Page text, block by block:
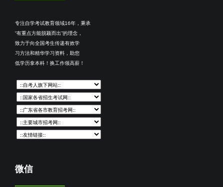
专注自学考试教育领域16年，秉承
“有重点方能脱颖而出”的理念，
致力于向全国考生传递有效学
习方法和精华学习资料，助您
低学历拿本科！换工作领高薪！
微信